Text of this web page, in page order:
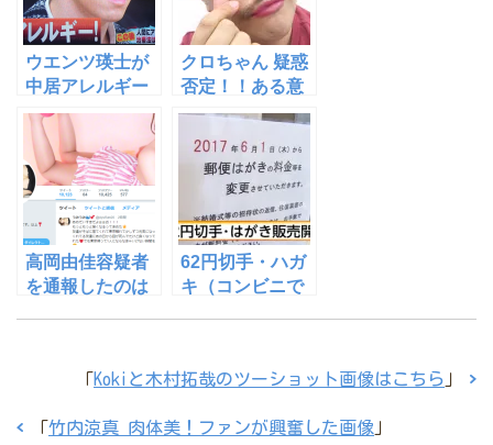
ウエンツ瑛士が
中居アレルギー
と発言！！先生
も認めた！
クロちゃん 疑惑
否定！！ある意
味ネタ！ネット
の反応
高岡由佳容疑者
を通報したのは
62円切手・ハガ
キ（コンビニで
「Kokiと木村拓哉のツーショット画像はこちら 」
「竹内涼真 肉体美！ファンが興奮した画像 」